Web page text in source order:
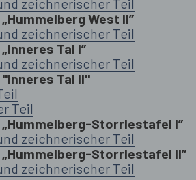
West II”
zeichnerischer Teil
Tal I”
zeichnerischer Teil
Tal II"
Teil
Storrlestafel I”
zeichnerischer Teil
Storrlestafel II”
zeichnerischer Teil